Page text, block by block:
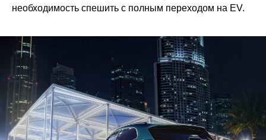
необходимость спешить с полным переходом на EV.